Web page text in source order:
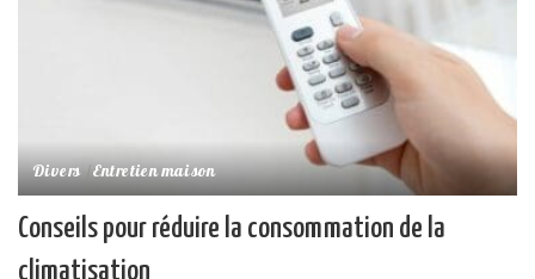
Divers Entretien maison
Conseils pour réduire la consommation de la
climatisation